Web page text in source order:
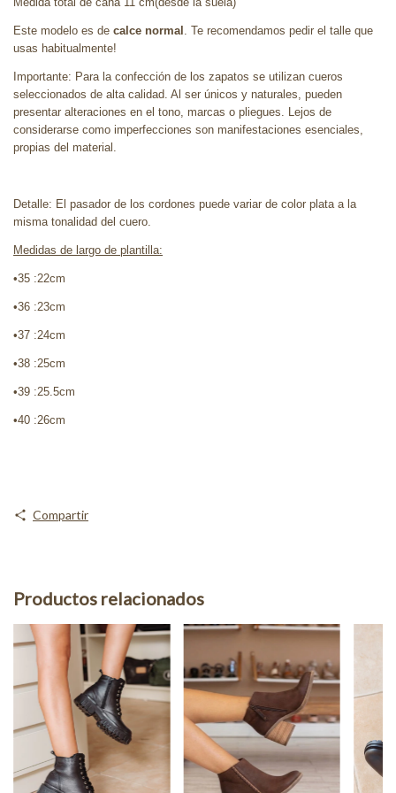
Este modelo es de calce normal
. Te recomendamos pedir el talle que
usas habitualmente!
Importante: Para la confección de los zapatos se utilizan cueros
seleccionados de alta calidad. Al ser únicos y naturales, pueden
presentar alteraciones en el tono, marcas o pliegues. Lejos de
considerarse como imperfecciones son manifestaciones esenciales,
propias del material.
Detalle: El pasador de los cordones puede variar de color plata a la
misma tonalidad del cuero.
Medidas de largo de plantilla:
•35 :22cm
•36 :23cm
•37 :24cm
•38 :25cm
•39 :25.5cm
•40 :26cm
Compartir
Productos relacionados